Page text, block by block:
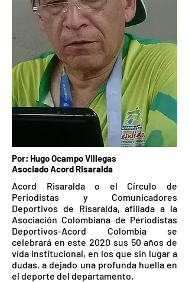
Por: Hugo Ocampo Villegas
Asociado Acord Risaralda
Acord Risaralda o el Círculo de
Periodistas y Comunicadores
Deportivos de Risaralda, afiliada a la
Asociación Colombiana de Periodistas
Deportivos-Acord Colombia se
celebrará en este 2020 sus 50 años de
vida institucional, en los que sin lugar a
dudas, a dejado una profunda huella en
el deporte del departamento.